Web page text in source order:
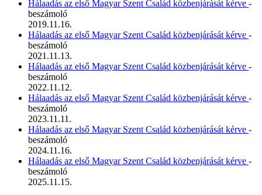
Hálaadás az első Magyar Szent Család közbenjárását kérve -
beszámoló
2019.11.16.
Hálaadás az első Magyar Szent Család közbenjárását kérve -
beszámoló
2021.11.13.
Hálaadás az első Magyar Szent Család közbenjárását kérve -
beszámoló
2022.11.12.
Hálaadás az első Magyar Szent Család közbenjárását kérve -
beszámoló
2023.11.11.
Hálaadás az első Magyar Szent Család közbenjárását kérve -
beszámoló
2024.11.16.
Hálaadás az első Magyar Szent Család közbenjárását kérve -
beszámoló
2025.11.15.